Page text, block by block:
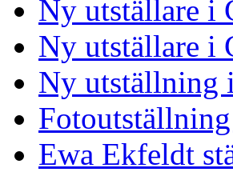
Ny utställare i
Ny utställare i
Ny utställning
Ewa Ekfeldt